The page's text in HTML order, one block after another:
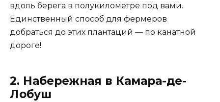
вдоль берега в полукилометре под вами.
Единственный способ для фермеров
добраться до этих плантаций — по канатной
дороге!
2. Набережная в Камара-де-
Лобуш